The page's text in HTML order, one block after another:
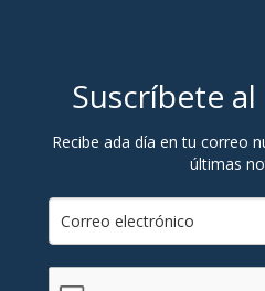
Suscríbete
Recibe ada día en tu correo
últimas